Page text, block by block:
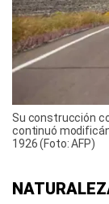
Su construcción
continuó
1926 (Foto: AFP)